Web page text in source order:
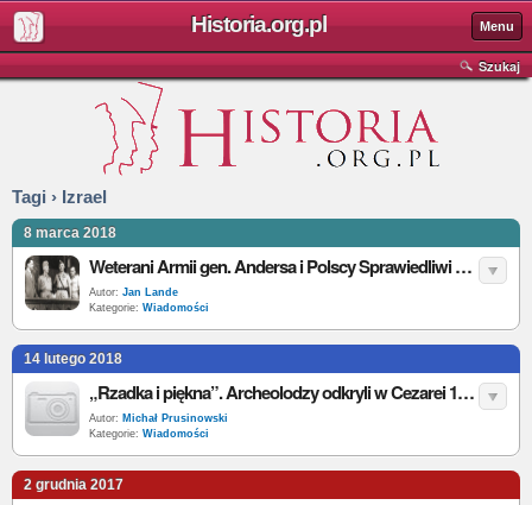
Historia.org.pl Menu
Szukaj
Tagi › Izrael
8 marca 2018
Weterani Armii gen. Andersa i Polscy Sprawiedliwi Wśród Narodów Świata pojadą do Izraela
Autor: Jan Lande
Kategorie: Wiadomości
14 lutego 2018
„Rzadka i piękna”. Archeolodzy odkryli w Cezarei 1800-latnią mozaikę
Autor: Michał Prusinowski
Kategorie: Wiadomości
2 grudnia 2017